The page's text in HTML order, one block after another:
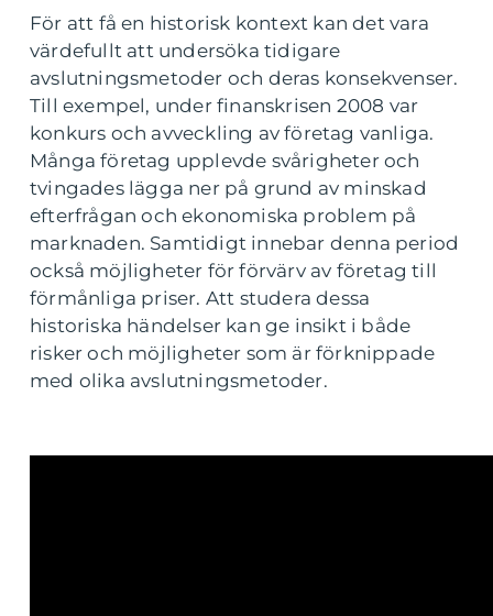
För att få en historisk kontext kan det vara
värdefullt att undersöka tidigare
avslutningsmetoder och deras konsekvenser.
Till exempel, under finanskrisen 2008 var
konkurs och avveckling av företag vanliga.
Många företag upplevde svårigheter och
tvingades lägga ner på grund av minskad
efterfrågan och ekonomiska problem på
marknaden. Samtidigt innebar denna period
också möjligheter för förvärv av företag till
förmånliga priser. Att studera dessa
historiska händelser kan ge insikt i både
risker och möjligheter som är förknippade
med olika avslutningsmetoder.